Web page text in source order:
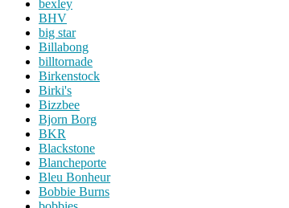
bexley
BHV
big star
Billabong
billtornade
Birkenstock
Birki's
Bizzbee
Bjorn Borg
BKR
Blackstone
Blancheporte
Bleu Bonheur
Bobbie Burns